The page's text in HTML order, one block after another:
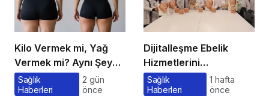
Kilo Vermek mi, Yağ
Vermek mi? Aynı Şey
Sanıyoruz Ama Değil!
Sağlık
Haberleri
2 gün
önce
Dijitalleşme Ebelik
Hizmetlerini
Dönüştürüyor
Sağlık
Haberleri
1 hafta
önce